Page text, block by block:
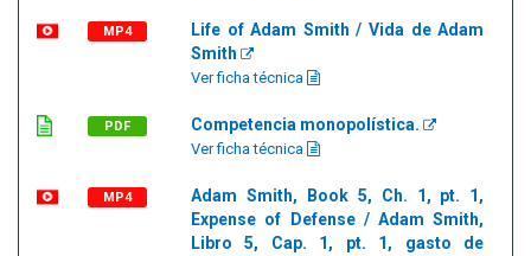
MP4
Life of Adam Smith / Vida de Adam
Smith
Ver ficha técnica
PDF Competencia monopolística.
Ver ficha técnica
MP4
Adam Smith, Book 5, Ch. 1, pt. 1,
Expense of Defense / Adam Smith,
Libro 5, Cap. 1, pt. 1, gasto de